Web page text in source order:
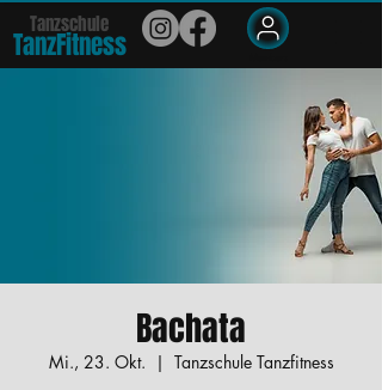
Tanzschule
TanzFitness
Bachata
Mi., 23. Okt.
  |
Tanzschule Tanzfitness